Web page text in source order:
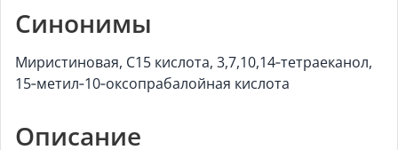
Синонимы
Миристиновая, C15 кислота, 3,7,10,14‑тетраеканол,
15‑метил‑10‑оксопрабалойная кислота
Описание